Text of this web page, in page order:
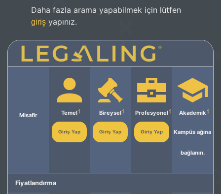
Daha fazla arama yapabilmek için lütfen
giriş yapınız.
Misafir Temel
Giriş Yap
Bireysel
Giriş Yap
Profesyonel
Giriş Yap
Akademik
Kampüs ağına
bağlanın.
Fiyatlandırma